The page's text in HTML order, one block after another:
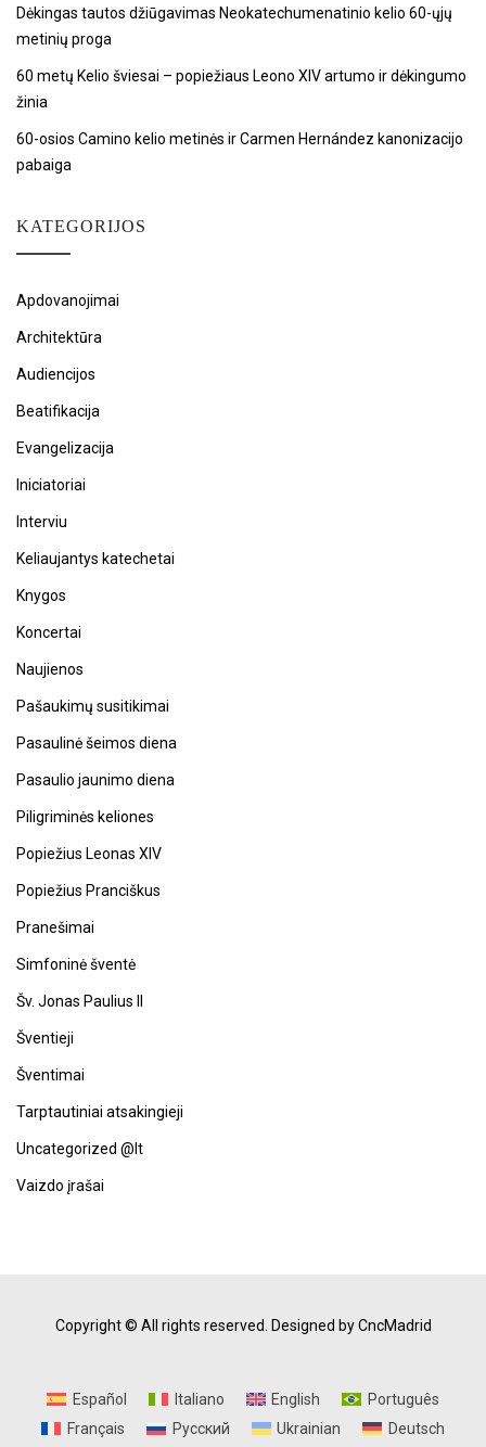
Dėkingas tautos džiūgavimas Neokatechumenatinio kelio 60-ųjų
metinių proga
60 metų Kelio šviesai – popiežiaus Leono XIV artumo ir dėkingumo
žinia
60-osios Camino kelio metinės ir Carmen Hernández kanonizacijo
pabaiga
KATEGORIJOS
Apdovanojimai
Architektūra
Audiencijos
Beatifikacija
Evangelizacija
Iniciatoriai
Interviu
Keliaujantys katechetai
Knygos
Koncertai
Naujienos
Pašaukimų susitikimai
Pasaulinė šeimos diena
Pasaulio jaunimo diena
Piligriminės keliones
Popiežius Leonas XIV
Popiežius Pranciškus
Pranešimai
Simfoninė šventė
Šv. Jonas Paulius II
Šventieji
Šventimai
Tarptautiniai atsakingieji
Uncategorized @lt
Vaizdo įrašai
Copyright © All rights reserved. Designed by CncMadrid
Español Italiano English
Português
Français
Русский Ukrainian Deutsch